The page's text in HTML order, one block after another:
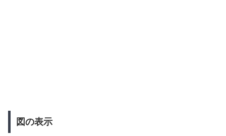
図の表示